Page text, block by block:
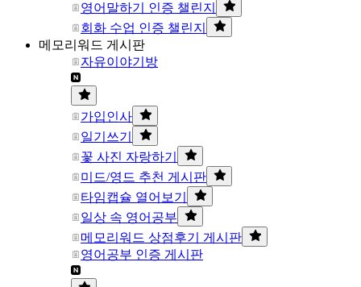
영어말하기 인증 챌린지
회화 수업 인증 챌린지
메모리워드 게시판
자유이야기방
가입인사
일기쓰기
꽃 사진 자랑하기
미드/영드 추천 게시판
타임캡슐 열어보기
일상 속 영어공부
메모리워드 상점후기 게시판
영어공부 인증 게시판